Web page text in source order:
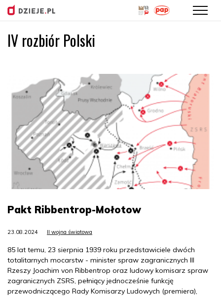
IV rozbiór Polski
Pakt Ribbentrop-Mołotow
23.08.2024 II wojna światowa
85 lat temu, 23 sierpnia 1939 roku przedstawiciele dwóch
totalitarnych mocarstw - minister spraw zagranicznych III
Rzeszy Joachim von Ribbentrop oraz ludowy komisarz spraw
zagranicznych ZSRS, pełniący jednocześnie funkcję
przewodniczącego Rady Komisarzy Ludowych (premiera),